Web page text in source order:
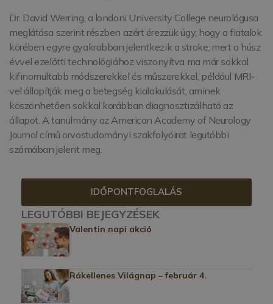
Dr. David Werring, a londoni University College neurológusa
meglátása szerint részben azért érezzük úgy, hogy a fiatalok
körében egyre gyakrabban jelentkezik a stroke, mert a húsz
évvel ezelőtti technológiához viszonyítva ma már sokkal
kifinomultabb módszerekkel és műszerekkel, például MRI-
vel állapítják meg a betegség kialakulását, aminek
köszönhetően sokkal korábban diagnosztizálható az
állapot. A tanulmány az American Academy of Neurology
Journal című orvostudományi szakfolyóirat legutóbbi
számában jelent meg.
IDŐPONTFOGLALÁS
LEGUTÓBBI BEJEGYZÉSEK
Valentin napi akció
Rákellenes Világnap – február 4.